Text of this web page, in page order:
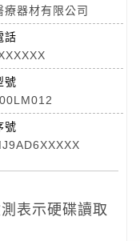
療器材有限公司
話
號
號
表示硬碟讀取